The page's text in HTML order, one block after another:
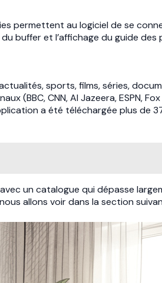
permettent au logiciel de se
buffer et l’affichage du guide des
sports, films, séries,
(BBC, CNN, Al Jazeera, ESPN,
a été téléchargée plus de
un catalogue qui dépasse
allons voir dans la section